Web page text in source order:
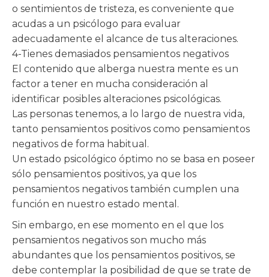
o sentimientos de tristeza, es conveniente que
acudas a un psicólogo para evaluar
adecuadamente el alcance de tus alteraciones.
4-Tienes demasiados pensamientos negativos
El contenido que alberga nuestra mente es un
factor a tener en mucha consideración al
identificar posibles alteraciones psicológicas.
Las personas tenemos, a lo largo de nuestra vida,
tanto pensamientos positivos como pensamientos
negativos de forma habitual.
Un estado psicológico óptimo no se basa en poseer
sólo pensamientos positivos, ya que los
pensamientos negativos también cumplen una
función en nuestro estado mental.
Sin embargo, en ese momento en el que los
pensamientos negativos son mucho más
abundantes que los pensamientos positivos, se
debe contemplar la posibilidad de que se trate de